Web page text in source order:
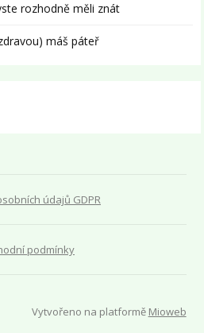
rozhodně měli znát
máš páteř
údajů GDPR
podmínky
Vytvořeno na platformě Mioweb